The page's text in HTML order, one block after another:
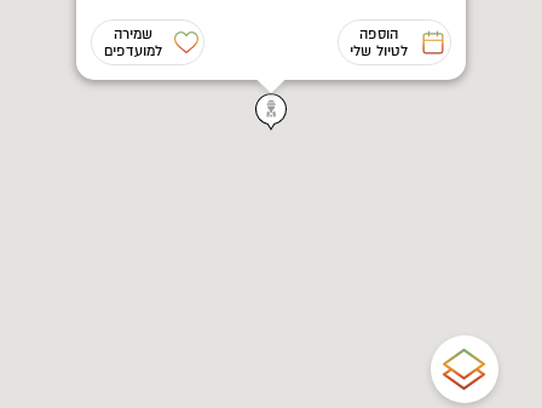
הוספה
לטיול שלי
שמירה
למועדפים